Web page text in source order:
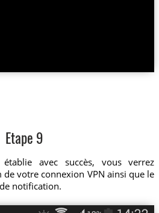
Etape 9
avec succès, vous verrez
de votre connexion VPN ainsi que le
notification.